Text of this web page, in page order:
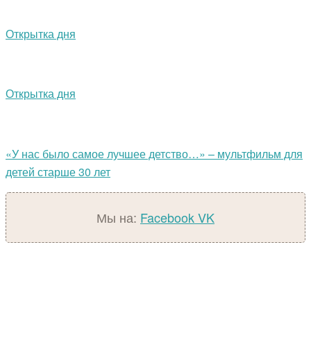
Открытка дня
Открытка дня
«У нас было самое лучшее детство…» – мультфильм для
детей старше 30 лет
Мы на: FacebookVK